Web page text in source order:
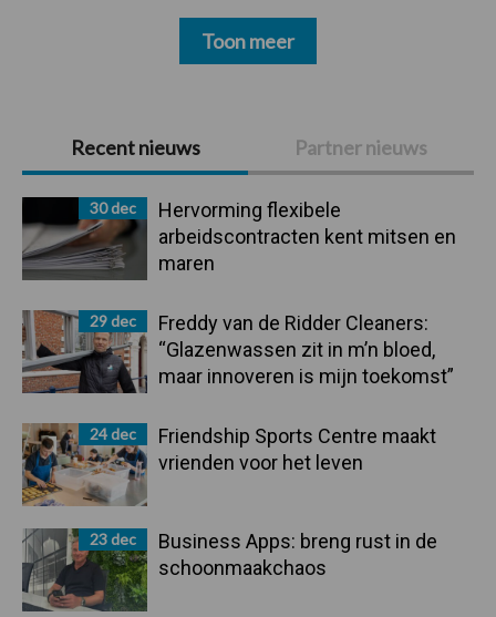
Primaire
Sidebar
Recent nieuws Partner nieuws
30 dec
Hervorming flexibele
arbeidscontracten kent mitsen en
maren
29 dec
Freddy van de Ridder Cleaners:
“Glazenwassen zit in m’n bloed,
maar innoveren is mijn toekomst”
24 dec
Friendship Sports Centre maakt
vrienden voor het leven
23 dec
Business Apps: breng rust in de
schoonmaakchaos
Toon meer